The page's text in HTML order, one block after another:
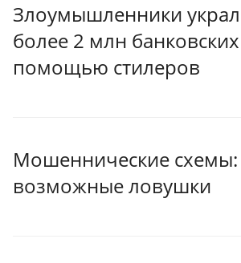
Злоумышленники
более 2 млн банковских
помощью стилеров
Мошеннические схемы:
возможные ловушки